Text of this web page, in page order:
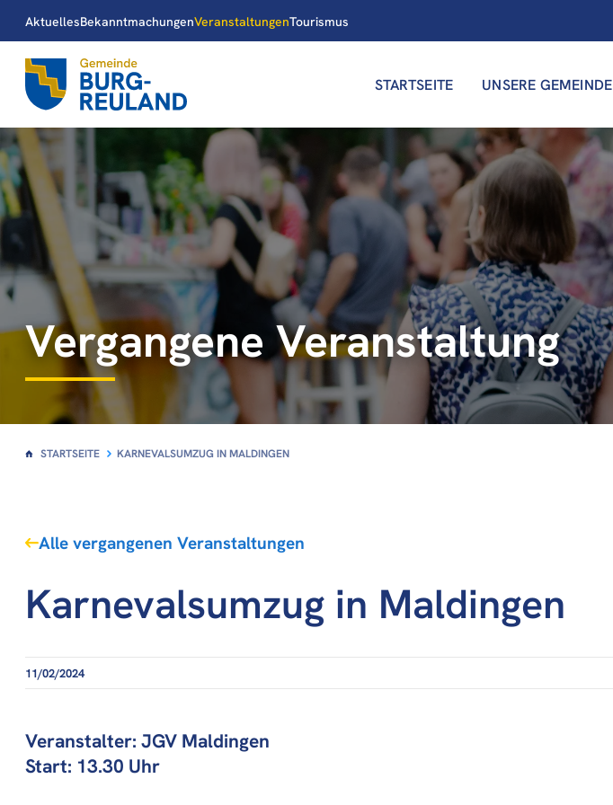
AktuellesBekanntmachungenVeranstaltungenTourismus
STARTSEITE UNSERE GEMEINDE
Vergangene Veranstaltung
STARTSEITE KARNEVALSUMZUG IN MALDINGEN
Alle vergangenen Veranstaltungen
Karnevalsumzug in Maldingen
11/02/2024
Veranstalter: JGV Maldingen
Start: 13.30 Uhr